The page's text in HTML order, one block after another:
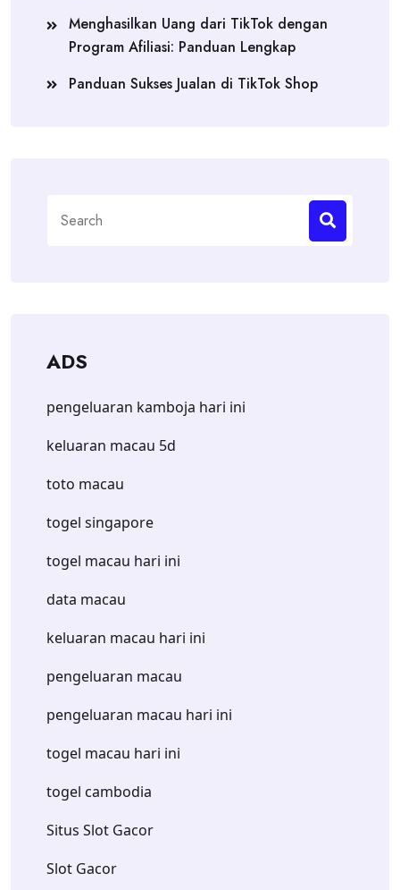
Menghasilkan Uang dari TikTok dengan
Program Afiliasi: Panduan Lengkap
Panduan Sukses Jualan di TikTok Shop
for:
ADS
pengeluaran kamboja hari ini
keluaran macau 5d
toto macau
togel singapore
togel macau hari ini
data macau
keluaran macau hari ini
pengeluaran macau
pengeluaran macau hari ini
togel macau hari ini
togel cambodia
Situs Slot Gacor
Slot Gacor